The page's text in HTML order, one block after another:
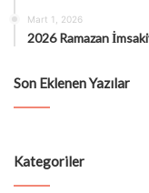
Mart 1, 2026
2026 Ramazan
Son Eklenen Yazılar
Kategoriler